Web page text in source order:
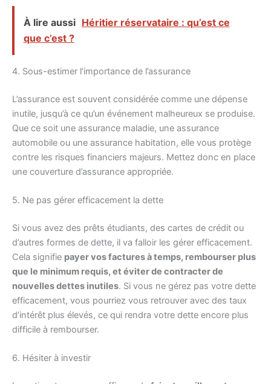
À lire aussi Héritier réservataire : qu’est ce
que c’est ?
4. Sous-estimer l’importance de l’assurance
L’assurance est souvent considérée comme une dépense
inutile, jusqu’à ce qu’un événement malheureux se produise.
Que ce soit une assurance maladie, une assurance
automobile ou une assurance habitation, elle vous protège
contre les risques financiers majeurs. Mettez donc en place
une couverture d’assurance appropriée.
5. Ne pas gérer efficacement la dette
Si vous avez des prêts étudiants, des cartes de crédit ou
d’autres formes de dette, il va falloir les gérer efficacement.
Cela signifie payer vos factures à temps, rembourser plus
que le minimum requis, et éviter de contracter de
nouvelles dettes inutiles. Si vous ne gérez pas votre dette
efficacement, vous pourriez vous retrouver avec des taux
d’intérêt plus élevés, ce qui rendra votre dette encore plus
difficile à rembourser.
6. Hésiter à investir